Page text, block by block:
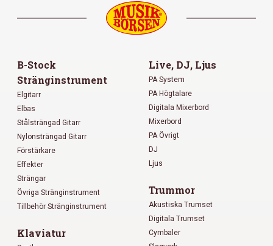
B-Stock
Stränginstrument
Elgitarr
Elbas
Stålsträngad Gitarr
Nylonsträngad Gitarr
Förstärkare
Effekter
Strängar
Övriga Stränginstrument
Tillbehör Stränginstrument
Klaviatur
Live, DJ, Ljus
PA System
PA Högtalare
Digitala Mixerbord
Mixerbord
PA Övrigt
DJ
Ljus
Trummor
Akustiska Trumset
Digitala Trumset
Cymbaler